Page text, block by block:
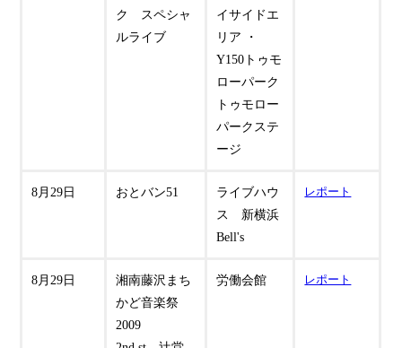
ク スペシャ
ルライブ
イサイドエ
リア ・
Y150トゥモ
ローパーク
トゥモロー
パークステ
ージ
8月29日 おとバン51
ライブハウ
ス 新横浜
Bell's
レポート
8月29日
湘南藤沢まち
かど音楽祭
2009
労働会館 レポート